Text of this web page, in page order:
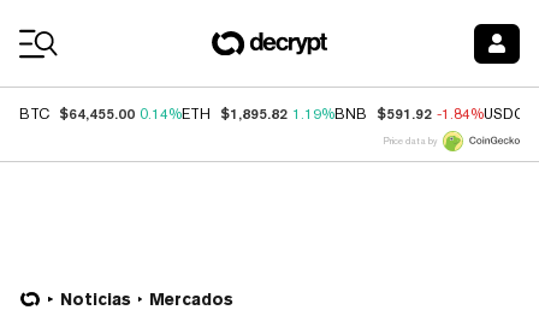
BTC $64,455.00 0.14%ETH $1,895.82 1.19%BNB $591.92 -1.84%USDC
Price data by
Noticias Mercados